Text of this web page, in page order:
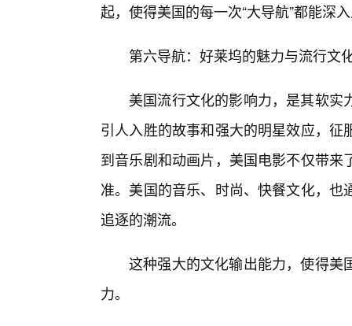
起，使得美国的每一次“大导航”都能深
第六导航：好莱坞的魅力与流行文
美国流行文化的影响力，是其软
引人入胜的故事和强大的明星效应，
到音乐剧和动画片，美国电影不仅带
准。美国的音乐、时尚、快餐文化，
追逐的潮流。
这种强大的文化输出能力，使得美
力。